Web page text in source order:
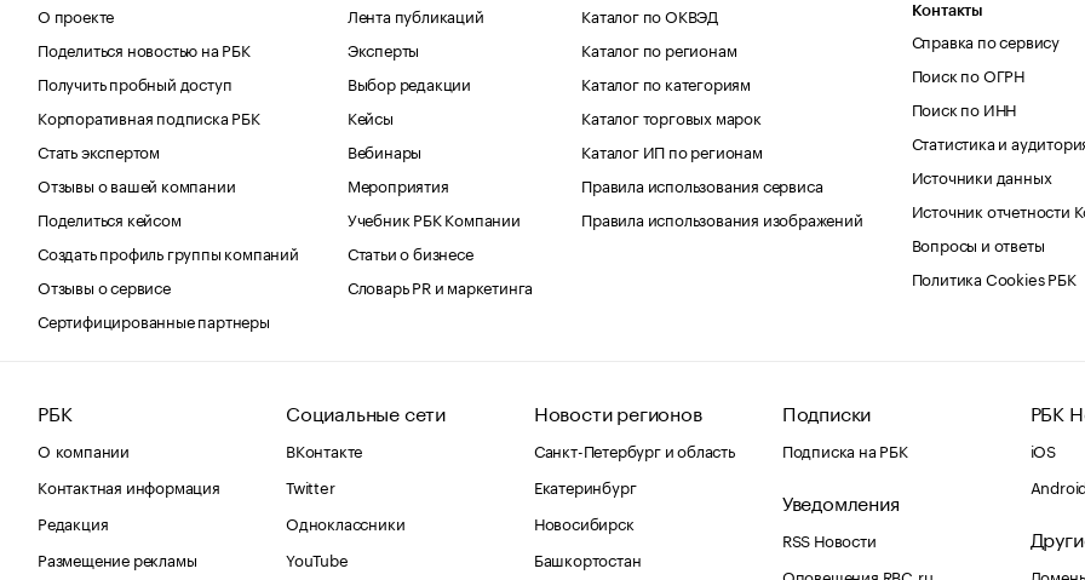
О проекте
Поделиться новостью на РБК
Получить пробный доступ
Корпоративная подписка РБК
Стать экспертом
Отзывы о вашей компании
Поделиться кейсом
Создать профиль группы компаний
Отзывы о сервисе
Сертифицированные партнеры
Лента публикаций
Эксперты
Выбор редакции
Кейсы
Вебинары
Мероприятия
Учебник РБК Компании
Статьи о бизнесе
Словарь PR и маркетинга
Каталог по ОКВЭД
Каталог по регионам
Каталог по категориям
Каталог торговых марок
Каталог ИП по регионам
Правила использования сервиса
Правила использования изображений
Контакты
Справка по сервису
Поиск по ОГРН
Поиск по ИНН
Статистика и
Источники данных
Источник отчетности
Вопросы и ответы
Политика Cookies РБК
РБК
О компании
Контактная информация
Редакция
Размещение рекламы
Социальные сети
ВКонтакте
Twitter
Одноклассники
YouTube
Новости регионов
Санкт-Петербург и область
Екатеринбург
Новосибирск
Башкортостан
Подписки
Подписка на РБК
Уведомления
RSS Новости
Оповещения RBC.ru
РБК
iOS